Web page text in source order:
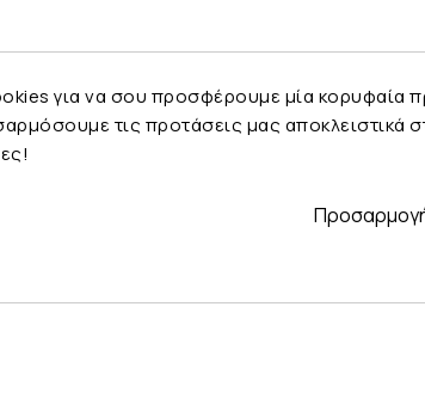
για να σου προσφέρουμε μία κορυφαία
τις προτάσεις μας αποκλειστικά